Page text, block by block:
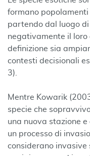
formano
partendo dal luogo
negativamente il loro
definizione sia
contesti decisionali
3).
Mentre Kowarik
specie che
una nuova stazione
un processo di
considerano invasive